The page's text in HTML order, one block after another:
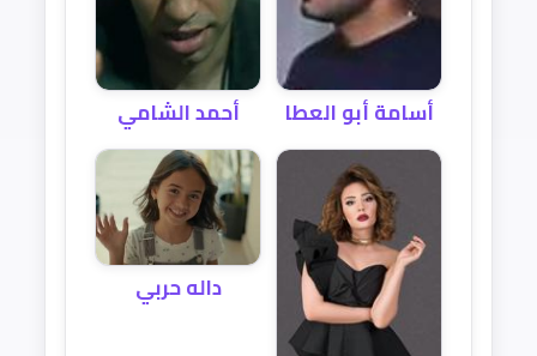
أسامة أبو العطا أحمد الشامي
داله حربي